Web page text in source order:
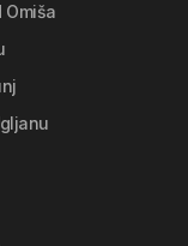
Omiša